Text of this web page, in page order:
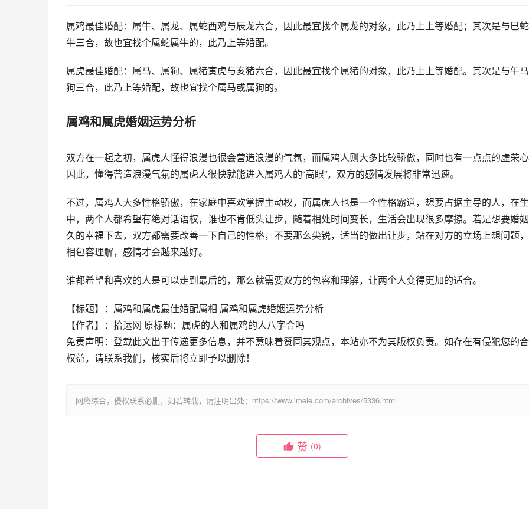
属鸡最佳婚配：属牛、属龙、属蛇酉鸡与辰龙六合，因此最宜找个属龙的对象，此乃上上等婚配；其次是与巳
牛三合，故也宜找个属蛇属牛的，此乃上等婚配。
属虎最佳婚配：属马、属狗、属猪寅虎与亥猪六合，因此最宜找个属猪的对象，此乃上上等婚配。其次是与午
狗三合，此乃上等婚配，故也宜找个属马或属狗的。
属鸡和属虎婚姻运势分析
双方在一起之初，属虎人懂得浪漫也很会营造浪漫的气氛，而属鸡人则大多比较骄傲，同时也有一点点的虚荣
因此，懂得营造浪漫气氛的属虎人很快就能进入属鸡人的“高眼”，双方的感情发展将非常迅速。
不过，属鸡人大多性格骄傲，在家庭中喜欢掌握主动权，而属虎人也是一个性格霸道，想要占据主导的人，在
中，两个人都希望有绝对话语权，谁也不肯低头让步，随着相处时间变长，生活会出现很多摩擦。若是想要婚
久的幸福下去，双方都需要改善一下自己的性格，不要那么尖锐，适当的做出让步，站在对方的立场上想问题
相包容理解，感情才会越来越好。
谁都希望和喜欢的人是可以走到最后的，那么就需要双方的包容和理解，让两个人变得更加的适合。
【标题】：属鸡和属虎最佳婚配属相 属鸡和属虎婚姻运势分析
【作者】：拾运网 原标题：属虎的人和属鸡的人八字合吗
免责声明：登载此文出于传递更多信息，并不意味着赞同其观点，本站亦不为其版权负责。如存在有侵犯您的
权益，请联系我们，核实后将立即予以删除！
网络综合，侵权联系必删，如若转载，请注明出处：https://www.imeie.com/archives/5336.html
赞 (0)